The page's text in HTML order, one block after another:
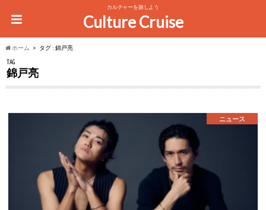
カルチャーを旅しよう
Culture Cruise
ホーム タグ : 錦戸亮
TAG
錦戸亮
ニュース